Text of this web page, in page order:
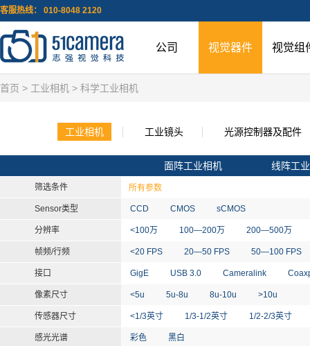
客服热线： 010-8048 2120
公司 视觉器件 视觉组
首页 > 工业相机 > 科学工业相机
工业相机 工业镜头 光源控制器及配件
面阵工业相机 线阵工
筛选条件 所有参数
Sensor类型 CCD CMOS sCMOS
分辨率 <100万 100—200万 200—500万
帧频/行频 <20 FPS 20—50 FPS 50—100 FPS
接口 GigE USB 3.0 Cameralink
像素尺寸 <5u 5u-8u 8u-10u >10u
传感器尺寸 <1/3英寸 1/3-1/2英寸 1/2-2/3英寸
感光光谱 彩色 黑白